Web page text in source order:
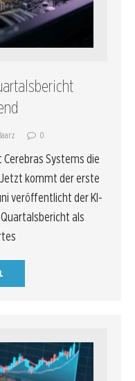
0
Systems die
kommt der erste
veröffentlicht der KI-
als